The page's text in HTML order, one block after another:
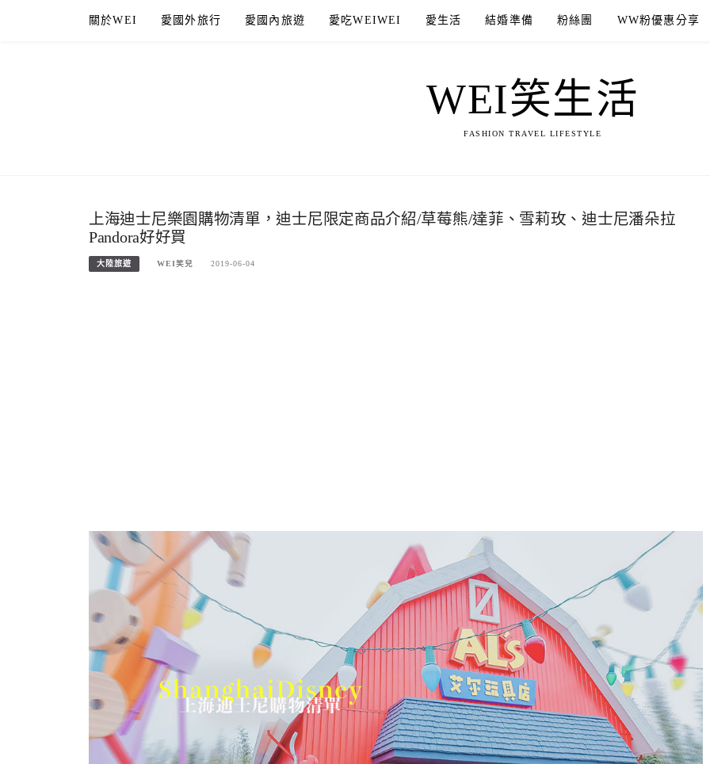
關於WEI 愛國外旅行 愛國內旅遊 愛吃WEIWEI 愛生活 結婚準備 粉絲團 WW粉優惠分享
WEI笑生活
FASHION TRAVEL LIFESTYLE
上海迪士尼樂園購物清單，迪士尼限定商品介紹/草莓熊/達菲、雪莉玫、迪士尼潘朵拉
Pandora好好買
大陸旅遊 WEI笑兒 2019-06-04